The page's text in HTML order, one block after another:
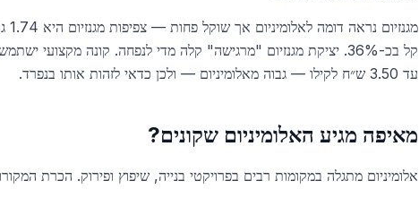
עד 3.50 ש״ח לקילו — גבוה מאלומיניום — ולכן כדאי לזהות אותו בנפרד.
מאיפה מגיע האלומיניום שקונים?
אלומיניום מתגלה במקומות רבים בפרויקטי בנייה, שיפוץ ופירוק. הכרת